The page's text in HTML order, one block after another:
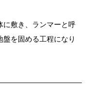
に敷き、ランマーと呼
を固める工程になり